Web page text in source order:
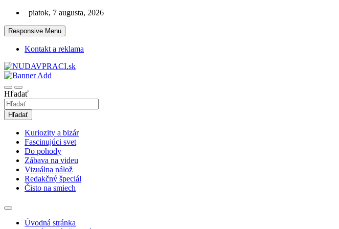
Skip
content
piatok, 7 augusta, 2026
Responsive Menu
Kontakt a reklama
nudaVpráci.sk
Hľadať
Hľadať
Kuriozity a bizár
Fascinujúci svet
Do pohody
Zábava na videu
Vizuálna nálož
Redakčný špeciál
Čisto na smiech
Úvodná stránka